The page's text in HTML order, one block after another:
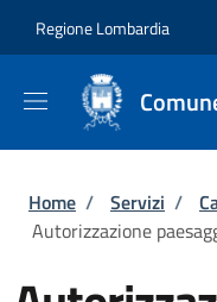
Regione Lombardia
Briciole di
Home / Servizi /
Autorizzazione